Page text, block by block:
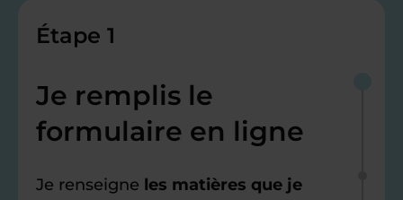
Étape 1
Je remplis le
formulaire en ligne
Je renseigne les matières que je